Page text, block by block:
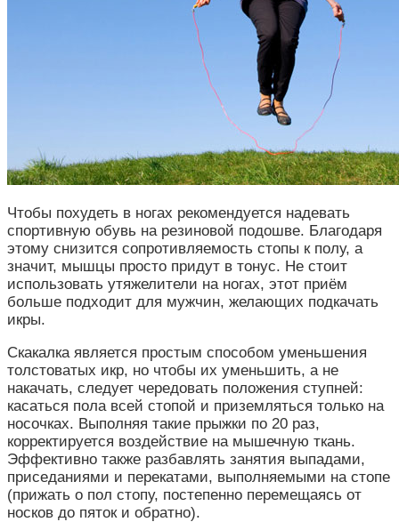
Чтобы похудеть в ногах рекомендуется надевать
спортивную обувь на резиновой подошве. Благодаря
этому снизится сопротивляемость стопы к полу, а
значит, мышцы просто придут в тонус. Не стоит
использовать утяжелители на ногах, этот приём
больше подходит для мужчин, желающих подкачать
икры.
Скакалка является простым способом уменьшения
толстоватых икр, но чтобы их уменьшить, а не
накачать, следует чередовать положения ступней:
касаться пола всей стопой и приземляться только на
носочках. Выполняя такие прыжки по 20 раз,
корректируется воздействие на мышечную ткань.
Эффективно также разбавлять занятия выпадами,
приседаниями и перекатами, выполняемыми на стопе
(прижать о пол стопу, постепенно перемещаясь от
носков до пяток и обратно).